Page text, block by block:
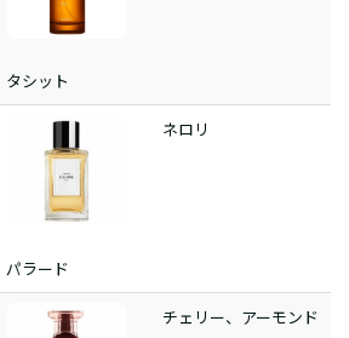
タシット
パラード
ネロリ
チェリー、アーモンド